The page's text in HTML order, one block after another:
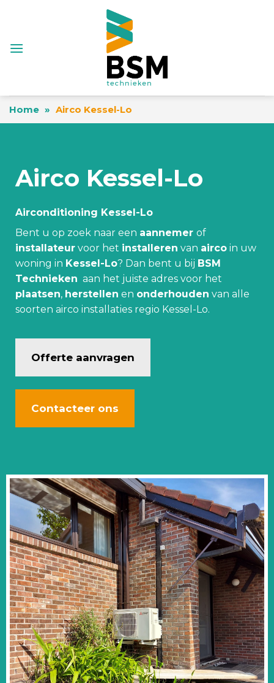
Home » Airco Kessel-Lo
Airco Kessel-Lo
Airconditioning Kessel-Lo
Bent u op zoek naar een aannemer of
installateur voor het installeren van airco in uw
woning in Kessel-Lo? Dan bent u bij BSM
Technieken aan het juiste adres voor het
plaatsen, herstellen en onderhouden van alle
soorten airco installaties regio Kessel-Lo.
Offerte aanvragen
Contacteer ons